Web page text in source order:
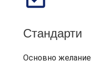
Стандарти
Основно